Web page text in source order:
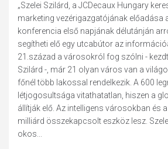
„Szelei Szilárd, a JCDecaux Hungary
marketing vezérigazgatójának előadása
konferencia első napjának délutánján
segítheti elő egy utcabútor az
21.század a városokról fog szólni -
Szilárd -, már 21 olyan város van a
főnél több lakossal rendelkezik. A 600
létjogosultsága vitathatatlan, hiszen a
állítják elő. Az intelligens városokban és
milliárd összekapcsolt eszköz lesz.
okos...